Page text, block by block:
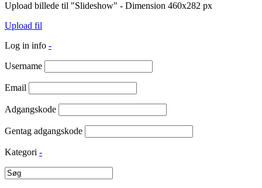
Upload billede til "Slideshow" - Dimension 460x282 px
Upload fil
Log in info -
Username
Email
Adgangskode
Gentag adgangskode
Kategori -